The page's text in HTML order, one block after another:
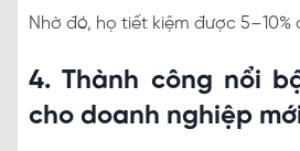
Nhờ đó, họ tiết kiệm được 5–10%
4. Thành công nổi
cho doanh nghiệp